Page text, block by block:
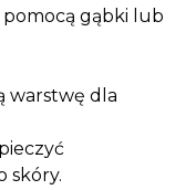
pomocą gąbki lub
warstwę dla
skóry.